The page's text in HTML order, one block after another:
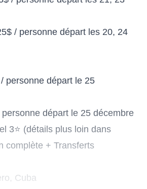
/ personne départ les 20, 24
personne départ le 25
personne départ le 25 décembre
3⭐️ (détails plus loin dans
complète + Transferts
Cuba